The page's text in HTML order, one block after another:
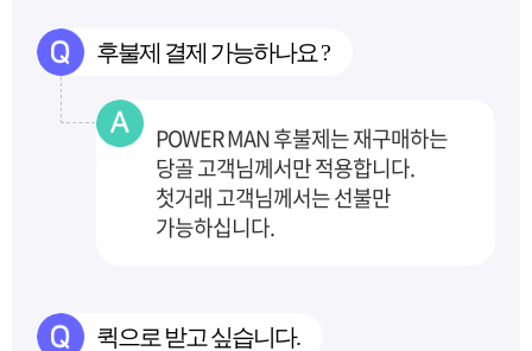
후불제 결제 가능하나요 ?
POWER MAN 후불제는 재구매하는
당골 고객님께서만 적용합니다.
첫거래 고객님께서는 선불만
가능하십니다.
퀵으로 받고 싶습니다.